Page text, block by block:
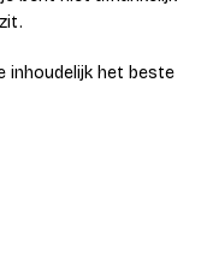
inhoudelijk het beste